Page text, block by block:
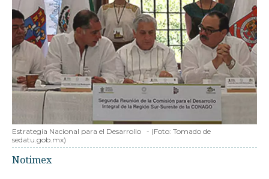
Estrategia Nacional para el Desarrollo - (Foto: Tomado de
sedatu.gob.mx)
Notimex